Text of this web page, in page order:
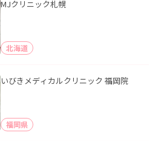
MJクリニック札幌
北海道
いびきメディカルクリニック 福岡院
福岡県